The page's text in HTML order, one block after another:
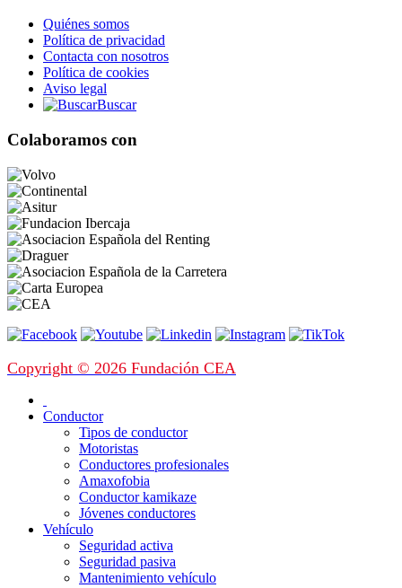
Quiénes somos
Política de privacidad
Contacta con nosotros
Política de cookies
Aviso legal
Buscar
Colaboramos con
Copyright © 2026 Fundación CEA
Conductor
Tipos de conductor
Motoristas
Conductores profesionales
Amaxofobia
Conductor kamikaze
Jóvenes conductores
Vehículo
Seguridad activa
Seguridad pasiva
Mantenimiento vehículo